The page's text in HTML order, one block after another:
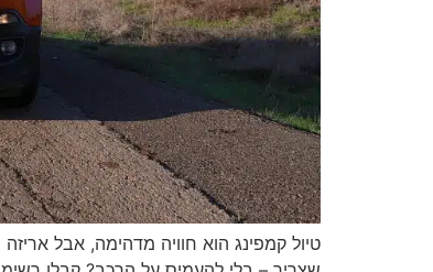
טיול קמפינג הוא חוויה מדהימה, אבל